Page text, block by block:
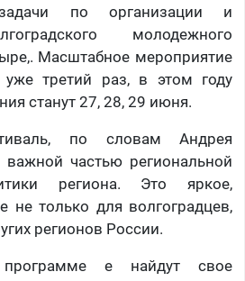
по организации и
молодежного
Масштабное мероприятие
уже третий раз, в этом году
станут 27, 28, 29 июня.
по словам Андрея
важной частью региональной
региона. Это яркое,
не только для волгоградцев,
регионов России.
е найдут свое